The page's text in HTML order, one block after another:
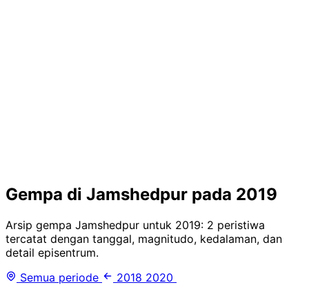
Gempa di Jamshedpur pada 2019
Arsip gempa Jamshedpur untuk 2019: 2 peristiwa
tercatat dengan tanggal, magnitudo, kedalaman, dan
detail episentrum.
Semua periode
2018 2020